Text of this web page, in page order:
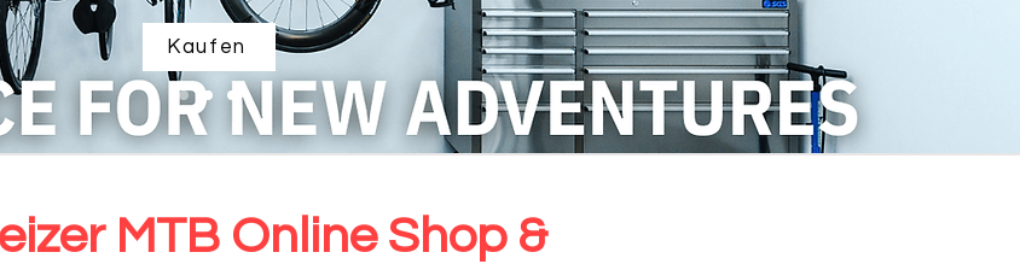
Kaufen
MTB Online Shop &